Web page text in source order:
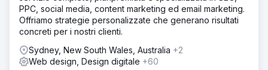
PPC, social media, content marketing ed email marketing.
Offriamo strategie personalizzate che generano risultati
concreti per i nostri clienti.
Sydney, New South Wales, Australia +2
Web design, Design digitale +60